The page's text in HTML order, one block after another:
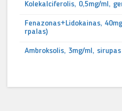
Kolekalciferolis, 0,5mg/ml,
Fenazonas+Lidokainas,
rpalas)
Ambroksolis, 3mg/ml, sirupas